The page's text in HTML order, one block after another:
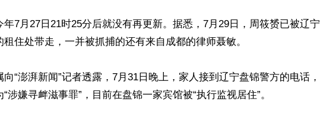
年7月27日21时25分后就没有再更新。据悉，7月29日，周筱赟已被辽宁
住处带走，一并被抓捕的还有来自成都的律师聂敏。
“澎湃新闻”记者透露，7月31日晚上，家人接到辽宁盘锦警方的电话，
涉嫌寻衅滋事罪”，目前在盘锦一家宾馆被“执行监视居住”。